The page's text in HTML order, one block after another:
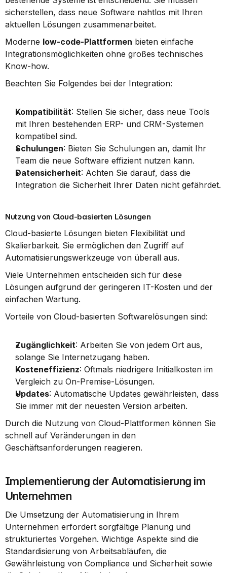
sicherstellen, dass neue Software nahtlos mit Ihren
aktuellen Lösungen zusammenarbeitet.
Moderne low-code-Plattformen bieten einfache
Integrationsmöglichkeiten ohne großes technisches
Know-how.
Beachten Sie Folgendes bei der Integration:
Kompatibilität: Stellen Sie sicher, dass neue Tools
mit Ihren bestehenden ERP- und CRM-Systemen
kompatibel sind.
Schulungen: Bieten Sie Schulungen an, damit Ihr
Team die neue Software effizient nutzen kann.
Datensicherheit: Achten Sie darauf, dass die
Integration die Sicherheit Ihrer Daten nicht gefährdet.
Nutzung von Cloud-basierten Lösungen
Cloud-basierte Lösungen bieten Flexibilität und
Skalierbarkeit. Sie ermöglichen den Zugriff auf
Automatisierungswerkzeuge von überall aus.
Viele Unternehmen entscheiden sich für diese
Lösungen aufgrund der geringeren IT-Kosten und der
einfachen Wartung.
Vorteile von Cloud-basierten Softwarelösungen sind:
Zugänglichkeit: Arbeiten Sie von jedem Ort aus,
solange Sie Internetzugang haben.
Kosteneffizienz: Oftmals niedrigere Initialkosten im
Vergleich zu On-Premise-Lösungen.
Updates: Automatische Updates gewährleisten, dass
Sie immer mit der neuesten Version arbeiten.
Durch die Nutzung von Cloud-Plattformen können Sie
schnell auf Veränderungen in den
Geschäftsanforderungen reagieren.
Implementierung der Automatisierung im
Unternehmen
Die Umsetzung der Automatisierung in Ihrem
Unternehmen erfordert sorgfältige Planung und
strukturiertes Vorgehen. Wichtige Aspekte sind die
Standardisierung von Arbeitsabläufen, die
Gewährleistung von Compliance und Sicherheit sowie